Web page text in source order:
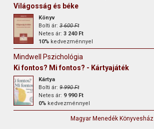
Világosság és béke
Könyv
Bolti ár:3 600 Ft
Netes ár:3 240 Ft
10% kedvezménnyel
Mindwell Pszichológia
Ki fontos? Mi fontos? - Kártyajáték
Kártya
Bolti ár:9 990 Ft
Netes ár: 9 990 Ft
0% kedvezménnyel
Magyar Menedék Könyvesház